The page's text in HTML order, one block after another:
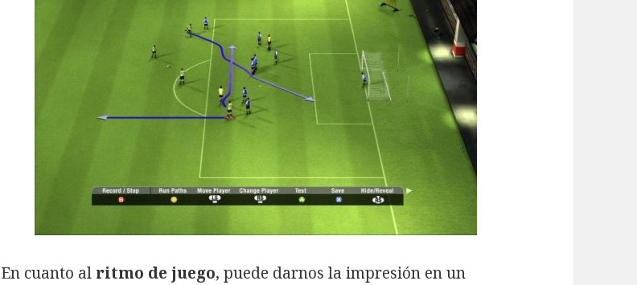
En cuanto al ritmo de juego, puede darnos la impresión en un